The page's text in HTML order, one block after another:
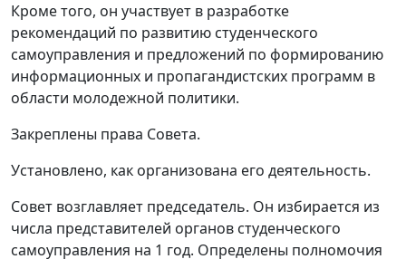
Кроме того, он участвует в разработке
рекомендаций по развитию студенческого
самоуправления и предложений по формированию
информационных и пропагандистских программ в
области молодежной политики.
Закреплены права Совета.
Установлено, как организована его деятельность.
Совет возглавляет председатель. Он избирается из
числа представителей органов студенческого
самоуправления на 1 год. Определены полномочия